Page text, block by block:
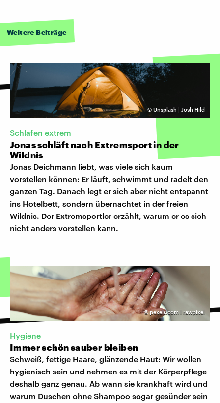
Weitere Beiträge
© Unsplash | Josh Hild
Schlafen extrem
Jonas schläft nach Extremsport in der
Wildnis
Jonas Deichmann liebt, was viele sich kaum
vorstellen können: Er läuft, schwimmt und radelt den
ganzen Tag. Danach legt er sich aber nicht entspannt
ins Hotelbett, sondern übernachtet in der freien
Wildnis. Der Extremsportler erzählt, warum er es sich
nicht anders vorstellen kann.
©pexels.com l rawpixel
Hygiene
Immer schön sauber bleiben
Schweiß, fettige Haare, glänzende Haut: Wir wollen
hygienisch sein und nehmen es mit der Körperpflege
deshalb ganz genau. Ab wann sie krankhaft wird und
warum Duschen ohne Shampoo sogar gesünder sein